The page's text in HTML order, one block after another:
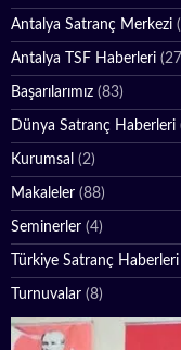
Antalya Satranç Merkezi
Antalya TSF Haberleri
Başarılarımız (83)
Dünya Satranç Haberleri
Kurumsal (2)
Makaleler (88)
Seminerler (4)
Türkiye Satranç Haberleri
Turnuvalar (8)